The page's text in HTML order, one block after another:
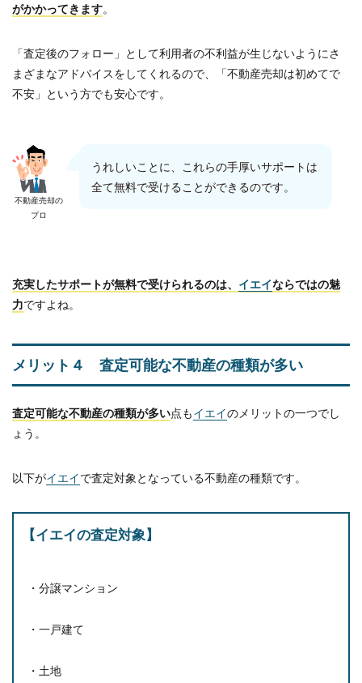
がかかってきます。
「査定後のフォロー」として利用者の不利益が生じないようにさ
まざまなアドバイスをしてくれるので、「不動産売却は初めてで
不安」という方でも安心です。
不動産売却の
プロ
うれしいことに、これらの手厚いサポートは
全て無料で受けることができるのです。
充実したサポートが無料で受けられるのは、 イエイならではの魅
力ですよね。
メリット４ 査定可能な不動産の種類が多い
査定可能な不動産の種類が多い点もイエイのメリットの一つでし
ょう。
以下がイエイで査定対象となっている不動産の種類です。
【イエイの査定対象】
・分譲マンション
・一戸建て
・土地